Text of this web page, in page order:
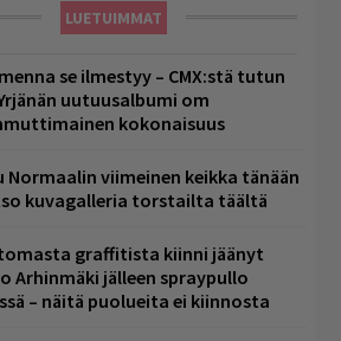
LUETUIMMAT
se ilmestyy – CMX:stä tutun
uutuusalbumi om
kokonaisuus
Normaalin viimeinen keikka tänään
kuvagalleria torstailta täältä
graffitista kiinni jäänyt
Arhinmäki jälleen spraypullo
– näitä puolueita ei kiinnosta